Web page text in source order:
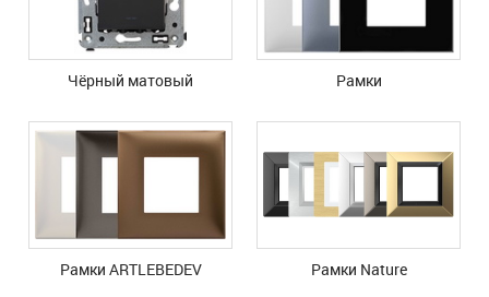
Чёрный матовый Рамки
Рамки ARTLEBEDEV Рамки Nature